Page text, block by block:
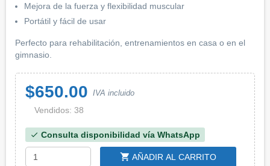
Mejora de la fuerza y flexibilidad muscular
Portátil y fácil de usar
Perfecto para rehabilitación, entrenamientos en casa o en el
gimnasio.
$650.00 IVA incluido
Vendidos: 38
check Consulta disponibilidad vía WhatsApp
shopping_cart AÑADIR AL CARRITO